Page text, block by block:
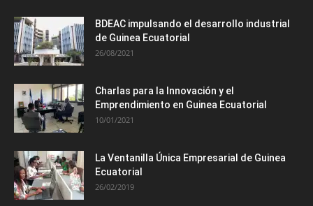
BDEAC impulsando el desarrollo industrial
de Guinea Ecuatorial
26/08/2021
Charlas para la Innovación y el
Emprendimiento en Guinea Ecuatorial
10/01/2021
La Ventanilla Única Empresarial de Guinea
Ecuatorial
26/02/2019